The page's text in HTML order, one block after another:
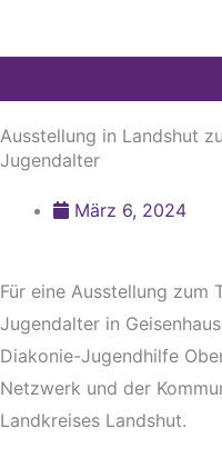
Ausstellung in Landshut
Jugendalter
März 6, 2024
Für eine Ausstellung zum
Jugendalter in
Diakonie-Jugendhilfe
Netzwerk und der
Landkreises Landshut.